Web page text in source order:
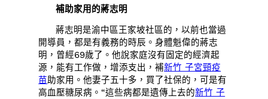
補助家用的蔣志明
蔣志明是渝中區王家坡社區的，以前也當過
開導員，都是有義務的時辰。身體魁偉的蔣志
明，曾經69歲了。他說家庭沒有固定的經濟起
源，能有工作做，增添支出，補新竹 子宮頸疫
苗助家用。他妻子五十多，買了社保的，可是有
高血壓糖尿病。“這些病都是遺傳上去的新竹 子